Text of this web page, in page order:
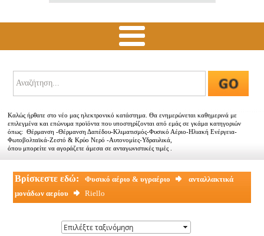
Αντιπροσωπείες
Εμπορικοί συνεργάτες
Τα νέα μας
Επικοινωνία
Καλώς ήρθατε στο νέο μας ηλεκτρονικό κατάστημα. Θα ενημερώνεται καθημερινά με
επιλεγμένα και επώνυμα προϊόντα που υποστηρίζονται από εμάς σε γκάμα κατηγοριών
όπως: Θέρμανση -Θέρμανση Δαπέδου-Κλιματισμός-Φυσικό Αέριο-Ηλιακή Ενέργεια-
Φωτοβολταϊκά-Ζεστό & Κρύο Νερό -Αυτονομίες-Υδραυλικά,
όπου μπορείτε να αγοράζετε άμεσα σε ανταγωνιστικές τιμές .
Βρίσκεστε εδώ: Φυσικό αέριο & υγραέριο
ανταλλακτικά
μονάδων αερίου
Riello